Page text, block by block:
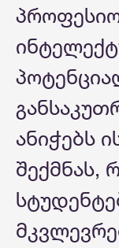
ანიჭებს
შექმნას,